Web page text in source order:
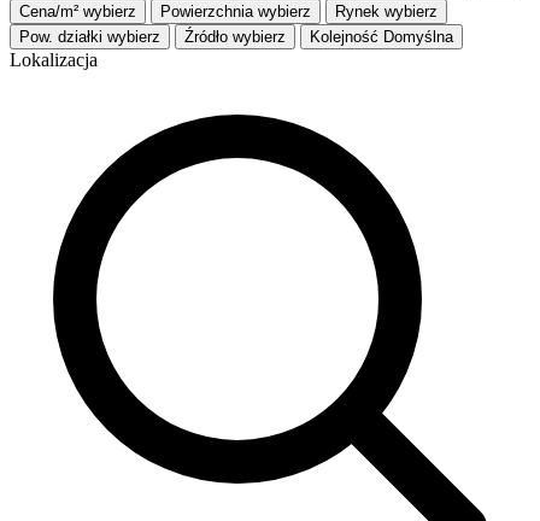
Cena/m² wybierz Powierzchnia wybierz Rynek wybierz
Pow. działki wybierz Źródło wybierz Kolejność Domyślna
Lokalizacja